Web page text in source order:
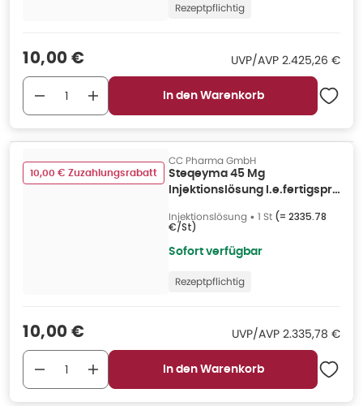
Rezeptpflichtig
Verkaufspreis
10,00 € UVP/AVP UVP/AVP
2.425,26 €
In den Warenkorb
10,00 € Zuzahlungsrabatt
CC Pharma GmbH
Steqeyma 45 Mg
Injektionslösung I.e.fertigspr.
Injektionslösung • 1 St (= 2335.78
€/St)
Sofort verfügbar
Rezeptpflichtig
Verkaufspreis
10,00 € UVP/AVP UVP/AVP :
2.335,78 €
In den Warenkorb